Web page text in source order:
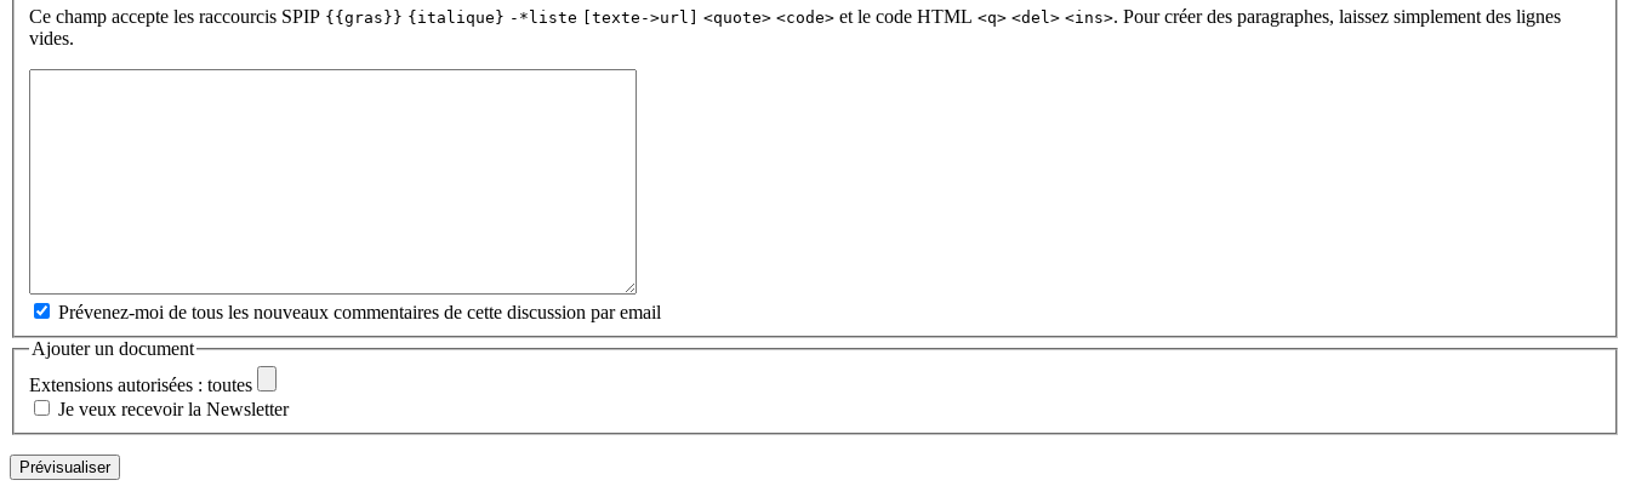
Ce champ accepte les raccourcis SPIP {{gras}} {italique} -*liste [texte->url] <quote> <code> et le code HTML <q> <del> <ins>. Pour créer des paragraphes, laissez simplement des lignes
vides.
Prévenez-moi de tous les nouveaux commentaires de cette discussion par email
Ajouter un document
Extensions autorisées : toutes
Je veux recevoir la Newsletter